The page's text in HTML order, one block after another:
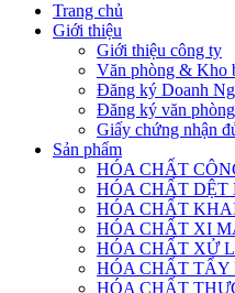
Trang chủ
Giới thiệu
Giới thiệu công ty
Văn phòng & Kho
Đăng ký Doanh
Đăng ký văn
Giấy chứng nhận
Sản phẩm
HÓA CHẤT
HÓA CHẤT DỆT
HÓA CHẤT
HÓA CHẤT XI
HÓA CHẤT XỬ
HÓA CHẤT TẨY
HÓA CHẤT